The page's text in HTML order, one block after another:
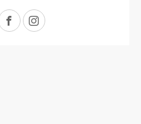
FacebookInstagram